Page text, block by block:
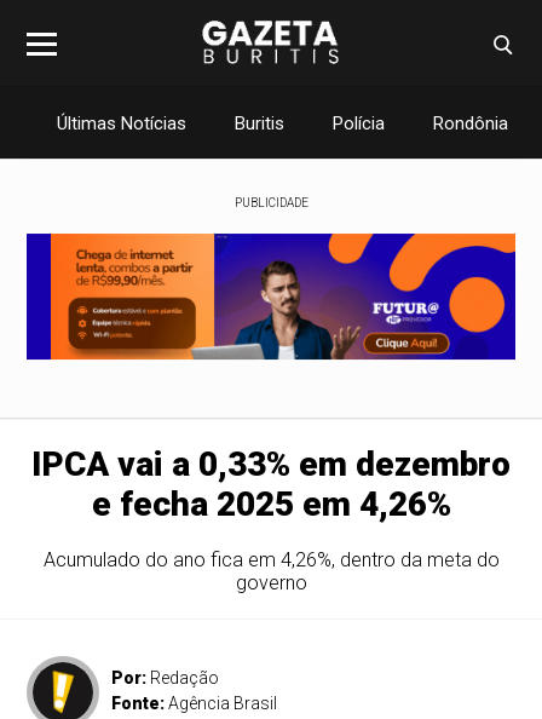
Últimas Notícias Buritis Polícia Rondônia
PUBLICIDADE
IPCA vai a 0,33% em dezembro
e fecha 2025 em 4,26%
Acumulado do ano fica em 4,26%, dentro da meta do
governo
Por: Redação
Fonte:Agência Brasil